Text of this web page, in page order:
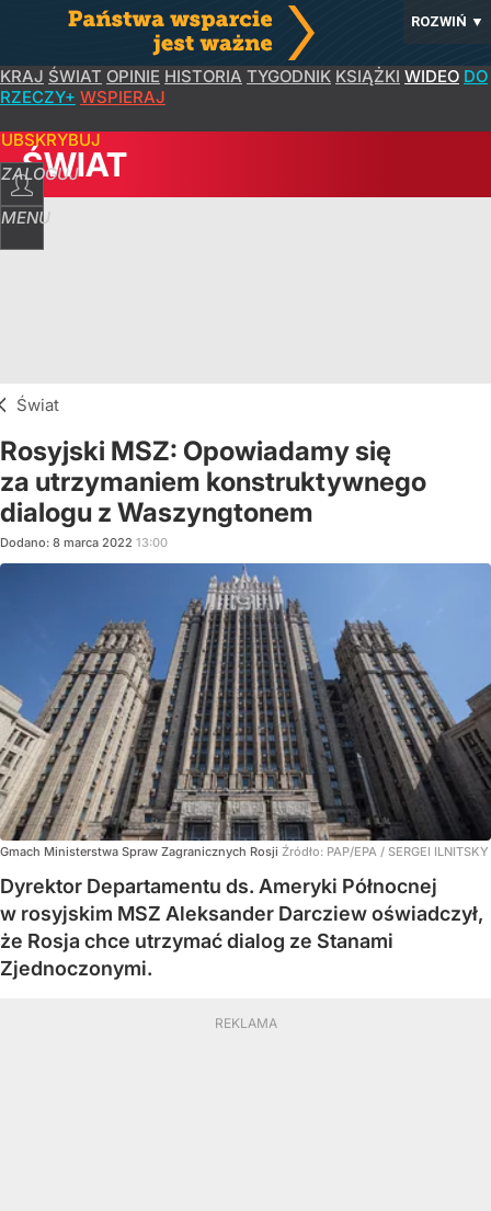
ROZWIŃ ▼
KRAJ ŚWIAT OPINIE HISTORIA TYGODNIK KSIĄŻKI WIDEO DO
RZECZY+ WSPIERAJ
ZALOGUJ
MENU
ŚWIAT
Świat
Rosyjski MSZ: Opowiadamy się
za utrzymaniem konstruktywnego
dialogu z Waszyngtonem
Dodano: 8 marca 2022 13:00
Gmach Ministerstwa Spraw Zagranicznych Rosji Źródło: PAP/EPA / SERGEI ILNITSKY
Dyrektor Departamentu ds. Ameryki Północnej
w rosyjskim MSZ Aleksander Darcziew oświadczył,
że Rosja chce utrzymać dialog ze Stanami
Zjednoczonymi.